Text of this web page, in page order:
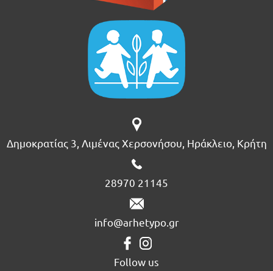
Δημοκρατίας 3, Λιμένας Χερσονήσου, Ηράκλειο, Κρήτη
28970 21145
info@arhetypo.gr
Follow us